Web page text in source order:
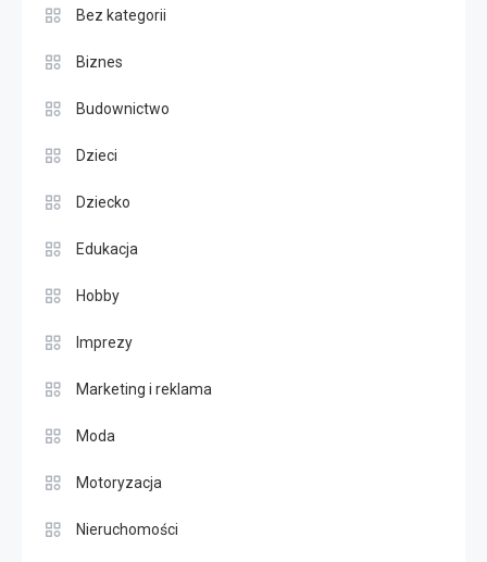
Bez kategorii
Biznes
Budownictwo
Dzieci
Dziecko
Edukacja
Hobby
Imprezy
Marketing i reklama
Moda
Motoryzacja
Nieruchomości